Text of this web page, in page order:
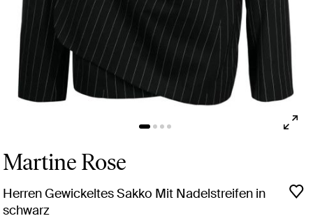
Martine Rose
Herren Gewickeltes Sakko Mit Nadelstreifen in
schwarz